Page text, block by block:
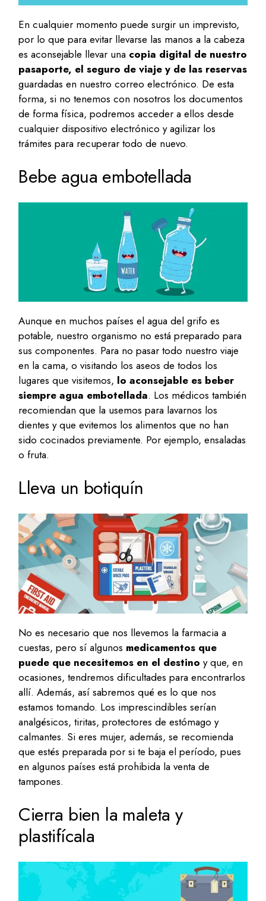
En cualquier momento puede surgir un imprevisto,
por lo que para evitar llevarse las manos a la cabeza
es aconsejable llevar una copia digital de nuestro
pasaporte, el seguro de viaje y de las reservas
guardadas en nuestro correo electrónico. De esta
forma, si no tenemos con nosotros los documentos
de forma física, podremos acceder a ellos desde
cualquier dispositivo electrónico y agilizar los
trámites para recuperar todo de nuevo.
Bebe agua embotellada
Aunque en muchos países el agua del grifo es
potable, nuestro organismo no está preparado para
sus componentes. Para no pasar todo nuestro viaje
en la cama, o visitando los aseos de todos los
lugares que visitemos, lo aconsejable es beber
siempre agua embotellada. Los médicos también
recomiendan que la usemos para lavarnos los
dientes y que evitemos los alimentos que no han
sido cocinados previamente. Por ejemplo, ensaladas
o fruta.
Lleva un botiquín
No es necesario que nos llevemos la farmacia a
cuestas, pero sí algunos medicamentos que
puede que necesitemos en el destino y que, en
ocasiones, tendremos dificultades para encontrarlos
allí. Además, así sabremos qué es lo que nos
estamos tomando. Los imprescindibles serían
analgésicos, tiritas, protectores de estómago y
calmantes. Si eres mujer, además, se recomienda
que estés preparada por si te baja el período, pues
en algunos países está prohibida la venta de
tampones.
Cierra bien la maleta y
plastifícala